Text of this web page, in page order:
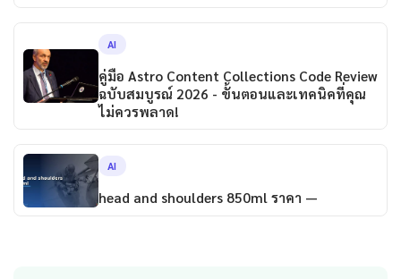
AI
คู่มือ Astro Content Collections Code Review
ฉบับสมบูรณ์ 2026 - ขั้นตอนและเทคนิคที่คุณ
ไม่ควรพลาด!
AI
head and shoulders 850ml ราคา —